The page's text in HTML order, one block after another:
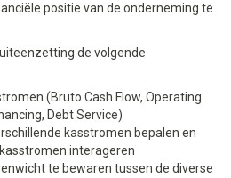
positie van de onderneming te
de volgende
(Bruto Cash Flow, Operating
Debt Service)
kasstromen bepalen en
interageren
te bewaren tussen de diverse